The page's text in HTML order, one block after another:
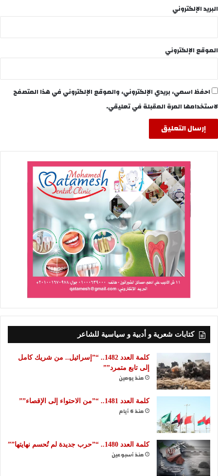
البريد الإلكتروني
الموقع الإلكتروني
احفظ اسمي، بريدي الإلكتروني، والموقع الإلكتروني في هذا المتصفح
لاستخدامها المرة المقبلة في تعليقي.
كتابات شعرية و أدبية و سياسية للشاعر
كلمة العدد 1482.. “”إسرائيل.. من شريك كامل
إلى تابع متمرد””
منذ يومين
كلمة العدد 1481.. “”من الاحتواء إلى الإقصاء””
منذ 6 أيام
كلمة العدد 1480.. “”حرب جديدة لم تُحسم نهايتها””
منذ أسبوعين